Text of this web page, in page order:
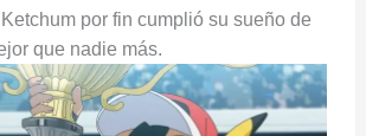
por fin cumplió su sueño de
que nadie más.